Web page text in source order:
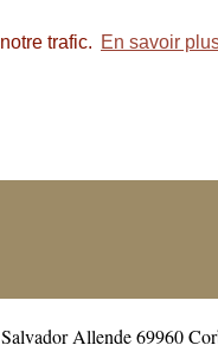
trafic. En savoir
Allende 69960